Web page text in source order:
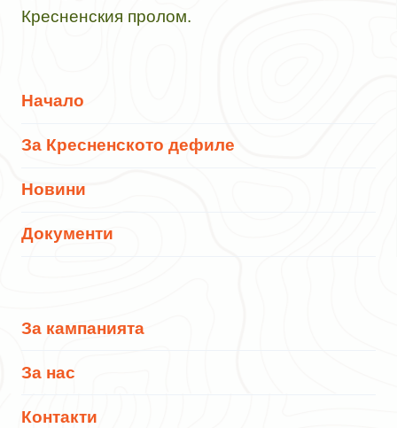
Кресненския пролом.
Начало
За Кресненското дефиле
Новини
Документи
За кампанията
За нас
Контакти